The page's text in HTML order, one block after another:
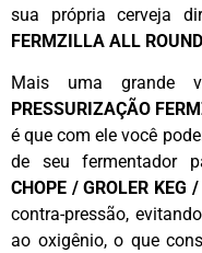
sua própria cerveja
FERMZILLA ALL
Mais uma grande
PRESSURIZAÇÃO
é que com ele você
de seu fermentador
CHOPE / GROLER KEG
contra-pressão,
ao oxigênio, o que